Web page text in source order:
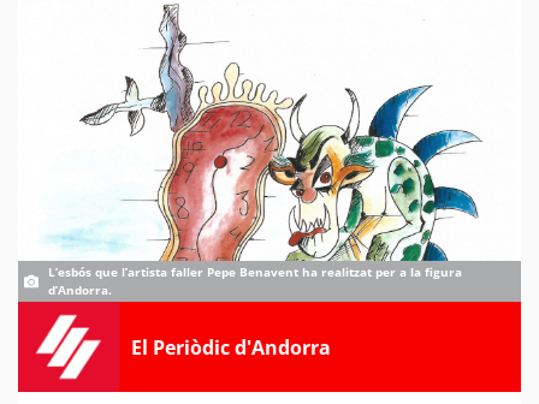
L’esbós que l’artista faller Pepe Benavent ha realitzat per a la figura
d’Andorra.
El Periòdic d'Andorra